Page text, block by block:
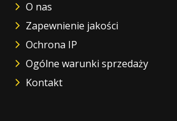
O nas
Zapewnienie jakości
Ochrona IP
Ogólne warunki sprzedaży
Kontakt